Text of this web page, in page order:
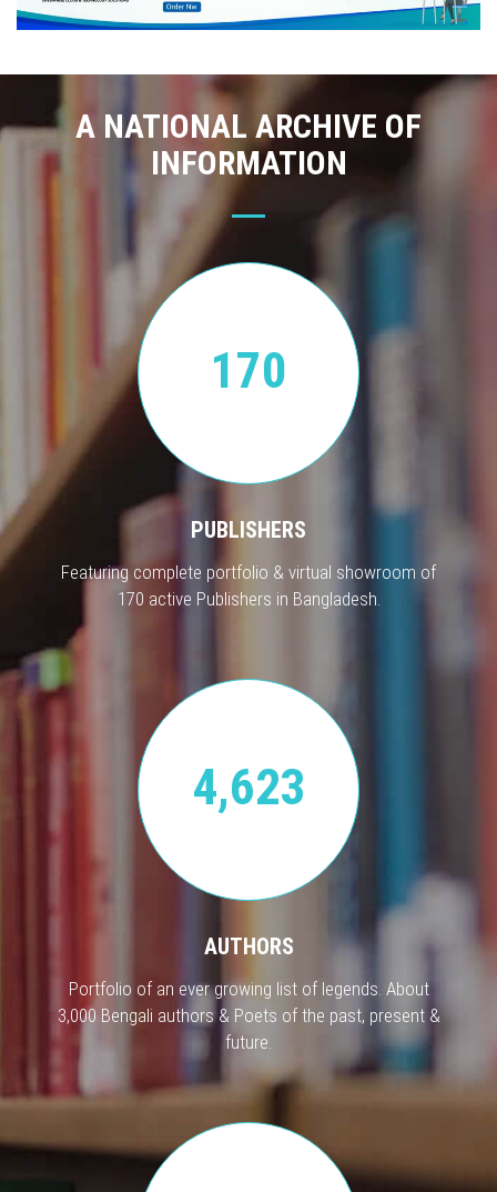
A NATIONAL ARCHIVE OF
INFORMATION
170
PUBLISHERS
Featuring complete portfolio & virtual showroom of
170 active Publishers in Bangladesh.
4,623
AUTHORS
Portfolio of an ever growing list of legends. About
3,000 Bengali authors & Poets of the past, present &
future.